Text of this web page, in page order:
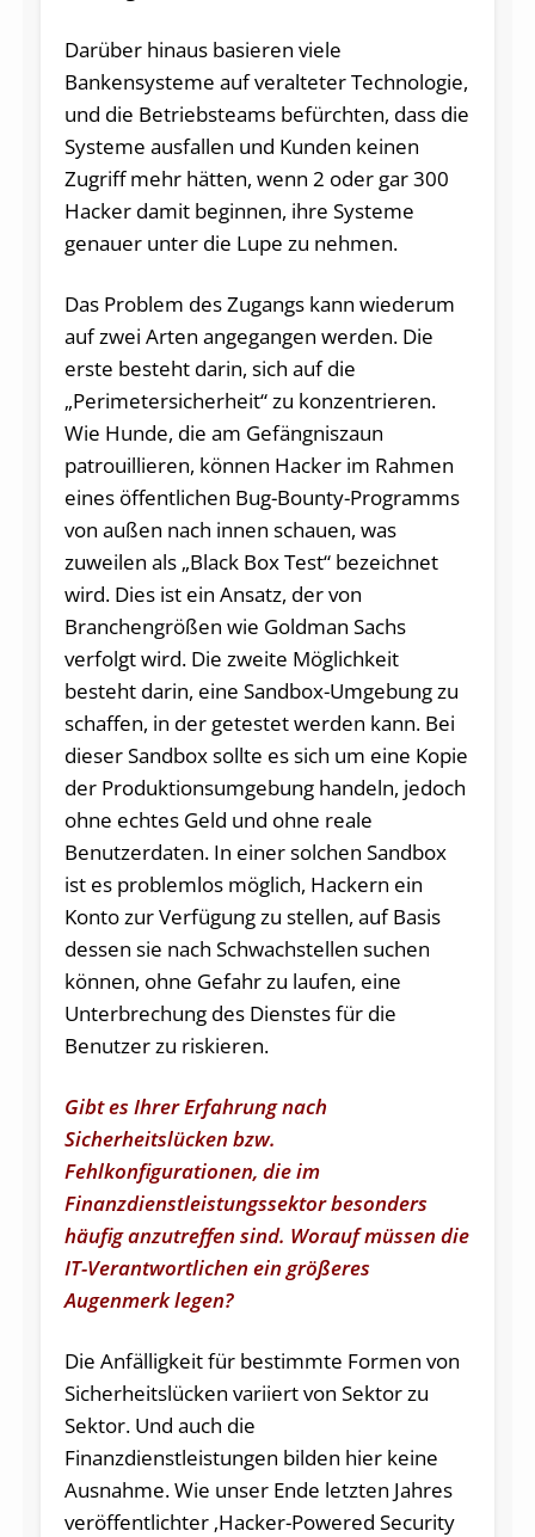
Darüber hinaus basieren viele
Bankensysteme auf veralteter Technologie,
und die Betriebsteams befürchten, dass die
Systeme ausfallen und Kunden keinen
Zugriff mehr hätten, wenn 2 oder gar 300
Hacker damit beginnen, ihre Systeme
genauer unter die Lupe zu nehmen.
Das Problem des Zugangs kann wiederum
auf zwei Arten angegangen werden. Die
erste besteht darin, sich auf die
„Perimetersicherheit“ zu konzentrieren.
Wie Hunde, die am Gefängniszaun
patrouillieren, können Hacker im Rahmen
eines öffentlichen Bug-Bounty-Programms
von außen nach innen schauen, was
zuweilen als „Black Box Test“ bezeichnet
wird. Dies ist ein Ansatz, der von
Branchengrößen wie Goldman Sachs
verfolgt wird. Die zweite Möglichkeit
besteht darin, eine Sandbox-Umgebung zu
schaffen, in der getestet werden kann. Bei
dieser Sandbox sollte es sich um eine Kopie
der Produktionsumgebung handeln, jedoch
ohne echtes Geld und ohne reale
Benutzerdaten. In einer solchen Sandbox
ist es problemlos möglich, Hackern ein
Konto zur Verfügung zu stellen, auf Basis
dessen sie nach Schwachstellen suchen
können, ohne Gefahr zu laufen, eine
Unterbrechung des Dienstes für die
Benutzer zu riskieren.
Gibt es Ihrer Erfahrung nach
Sicherheitslücken bzw.
Fehlkonfigurationen, die im
Finanzdienstleistungssektor besonders
häufig anzutreffen sind. Worauf müssen die
IT-Verantwortlichen ein größeres
Augenmerk legen?
Die Anfälligkeit für bestimmte Formen von
Sicherheitslücken variiert von Sektor zu
Sektor. Und auch die
Finanzdienstleistungen bilden hier keine
Ausnahme. Wie unser Ende letzten Jahres
veröffentlichter ‚Hacker-Powered Security